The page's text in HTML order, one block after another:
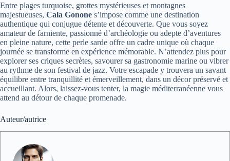
Entre plages turquoise, grottes mystérieuses et montagnes
majestueuses, Cala Gonone s’impose comme une destination
authentique qui conjugue détente et découverte. Que vous soyez
amateur de farniente, passionné d’archéologie ou adepte d’aventures
en pleine nature, cette perle sarde offre un cadre unique où chaque
journée se transforme en expérience mémorable. N’attendez plus pour
explorer ses criques secrètes, savourer sa gastronomie marine ou vibrer
au rythme de son festival de jazz. Votre escapade y trouvera un savant
équilibre entre tranquillité et émerveillement, dans un décor préservé et
accueillant. Alors, laissez-vous tenter, la magie méditerranéenne vous
attend au détour de chaque promenade.
Auteur/autrice